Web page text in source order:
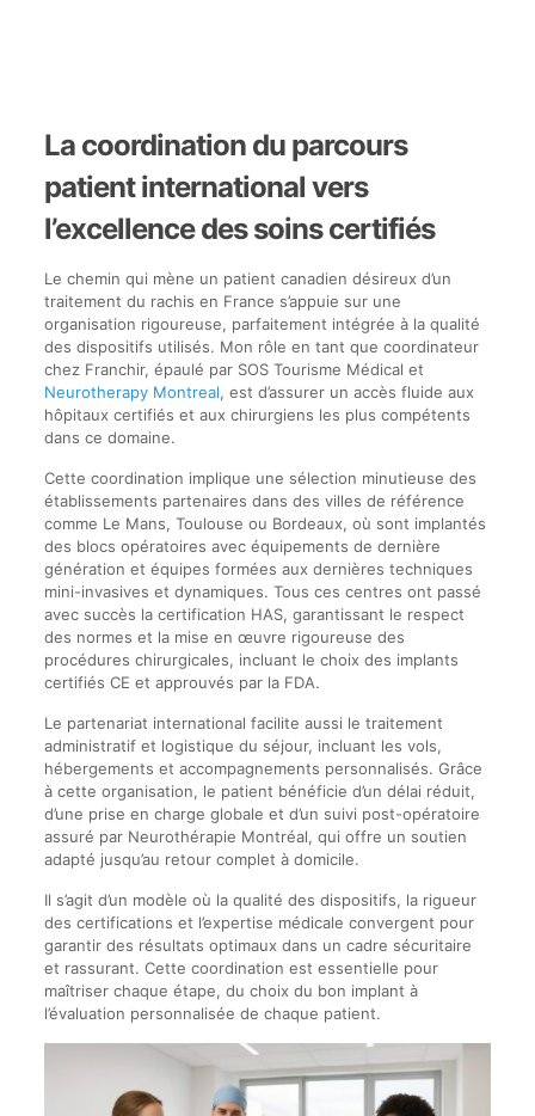
La coordination du parcours
patient international vers
l’excellence des soins certifiés
Le chemin qui mène un patient canadien désireux d’un
traitement du rachis en France s’appuie sur une
organisation rigoureuse, parfaitement intégrée à la qualité
des dispositifs utilisés. Mon rôle en tant que coordinateur
chez Franchir, épaulé par SOS Tourisme Médical et
Neurotherapy Montreal, est d’assurer un accès fluide aux
hôpitaux certifiés et aux chirurgiens les plus compétents
dans ce domaine.
Cette coordination implique une sélection minutieuse des
établissements partenaires dans des villes de référence
comme Le Mans, Toulouse ou Bordeaux, où sont implantés
des blocs opératoires avec équipements de dernière
génération et équipes formées aux dernières techniques
mini-invasives et dynamiques. Tous ces centres ont passé
avec succès la certification HAS, garantissant le respect
des normes et la mise en œuvre rigoureuse des
procédures chirurgicales, incluant le choix des implants
certifiés CE et approuvés par la FDA.
Le partenariat international facilite aussi le traitement
administratif et logistique du séjour, incluant les vols,
hébergements et accompagnements personnalisés. Grâce
à cette organisation, le patient bénéficie d’un délai réduit,
d’une prise en charge globale et d’un suivi post-opératoire
assuré par Neurothérapie Montréal, qui offre un soutien
adapté jusqu’au retour complet à domicile.
Il s’agit d’un modèle où la qualité des dispositifs, la rigueur
des certifications et l’expertise médicale convergent pour
garantir des résultats optimaux dans un cadre sécuritaire
et rassurant. Cette coordination est essentielle pour
maîtriser chaque étape, du choix du bon implant à
l’évaluation personnalisée de chaque patient.